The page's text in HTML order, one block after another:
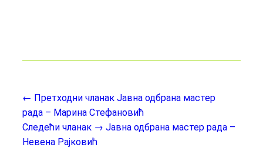
← Претходни чланак Јавна одбрана мастер
рада – Марина Стефановић
Следећи чланак → Јавна одбрана мастер рада –
Невена Рајковић